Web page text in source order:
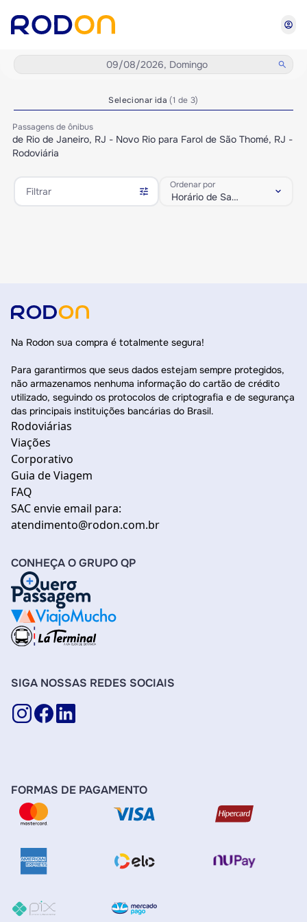
account_circle
09/08/2026, Domingo search
Selecionar ida(1 de 3)
Passagens de ônibus
de Rio de Janeiro, RJ - Novo Rio para Farol de São Thomé, RJ -
Rodoviária
Filtrar tune Ordenar por
Horário de Saída keyboard_arrow_down
Na Rodon sua compra é totalmente segura!
Para garantirmos que seus dados estejam sempre protegidos,
não armazenamos nenhuma informação do cartão de crédito
utilizado, seguindo os protocolos de criptografia e de segurança
das principais instituições bancárias do Brasil.
Rodoviárias
Viações
Corporativo
Guia de Viagem
FAQ
SAC envie email para:
atendimento@rodon.com.br
CONHEÇA O GRUPO QP
SIGA NOSSAS REDES SOCIAIS
FORMAS DE PAGAMENTO